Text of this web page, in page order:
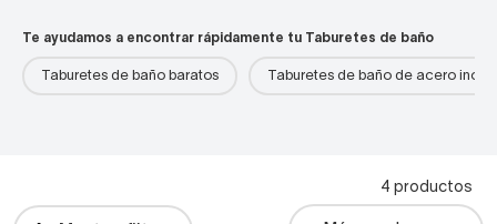
Te ayudamos a encontrar rápidamente tu Taburetes de baño
Taburetes de baño baratos Taburetes de baño de acero
4 productos